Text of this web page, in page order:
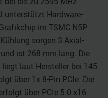
unterstützt Hardware-
im TSMC N5P
sorgen 3 Axial-
ist 268 mm lang. Die
laut Hersteller bei 145
über 1x 8-Pin PCIe. Die
über PCIe 5.0 x16